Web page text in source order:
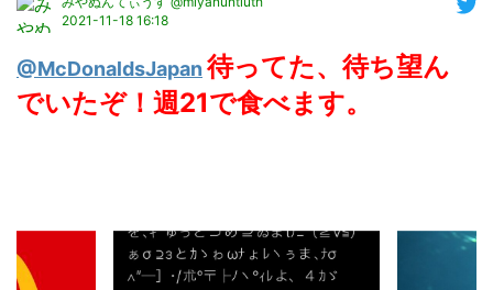
2021-11-18 16:18
@McDonaldsJapan 待ってた、待ち望ん
でいたぞ！週21で食べます。